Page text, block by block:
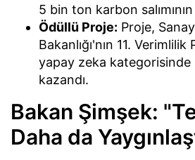
5 bin ton karbon
Ödüllü Proje: Proje,
Bakanlığı'nın 11.
yapay zeka kategorisinde
kazandı.
Bakan Şimşek:
Daha da